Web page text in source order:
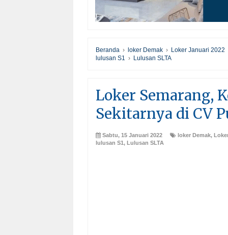
Beranda › loker Demak › Loker Januari 2022
lulusan S1 › Lulusan SLTA
Loker Semarang,
Sekitarnya di CV
Sabtu, 15 Januari 2022 loker Demak,
lulusan S1, Lulusan SLTA